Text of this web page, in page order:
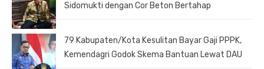
Sidomukti dengan Cor Beton Bertahap
79 Kabupaten/Kota Kesulitan Bayar Gaji PPPK,
Kemendagri Godok Skema Bantuan Lewat DAU